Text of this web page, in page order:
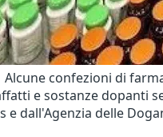
Alcune confezioni di
e sostanze dopanti
e dall'Agenzia delle